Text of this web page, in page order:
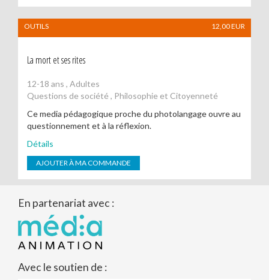
OUTILS 12,00EUR
La mort et ses rites
12-18 ans , Adultes
Questions de société , Philosophie et Citoyenneté
Ce media pédagogique proche du photolangage ouvre au
questionnement et à la réflexion.
Détails
AJOUTER À MA COMMANDE
En partenariat avec :
Avec le soutien de :